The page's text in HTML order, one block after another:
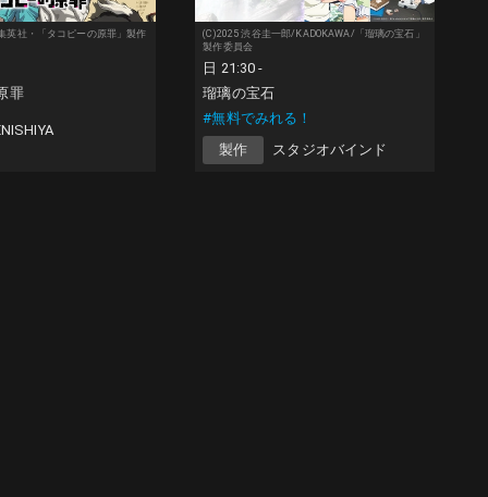
英社・「タコピーの原罪」製作
罪
(C)2025 渋谷圭一郎/KADOKAWA/「瑠璃の宝石」
製作委員会
日 21:30 -
瑠璃の宝石
#無料でみれる！
製作
スタジオバインド